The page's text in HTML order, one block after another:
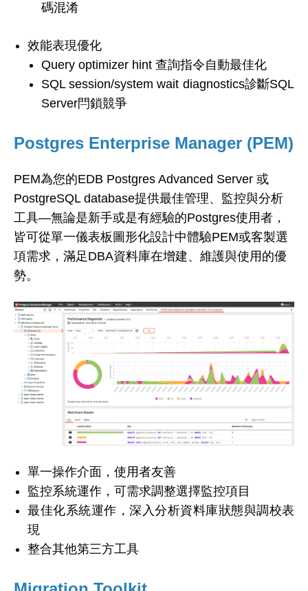
碼混淆
效能表現優化
Query optimizer hint 查詢指令自動最佳化
SQL session/system wait diagnostics診斷SQL
Server閂鎖競爭
Postgres Enterprise Manager (PEM)
PEM為您的EDB Postgres Advanced Server 或
PostgreSQL database提供最佳管理、監控與分析
工具—無論是新手或是有經驗的Postgres使用者，
皆可從單一儀表板圖形化設計中體驗PEM或客製選
項需求，滿足DBA資料庫在增建、維護與使用的優
勢。
單一操作介面，使用者友善
監控系統運作，可需求調整選擇監控項目
最佳化系統運作，深入分析資料庫狀態與調校表
現
整合其他第三方工具